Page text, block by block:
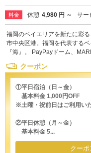
料金 休憩 4,980 円 ～ サー
福岡のベイエリアを新たに彩
市中央区港。福岡を代表する
『海』。 PayPayドーム、
クーポン
①平日宿泊（日～金）
基本料金 1,000円OFF
※土曜・祝前日はご利用い
②平日休憩（月～金）
基本料金 5...
クー